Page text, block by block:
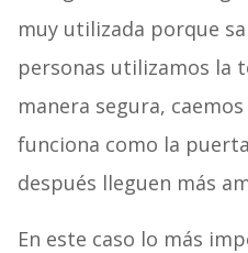
muy utilizada porque
personas utilizamos la
manera segura,
funciona como la
después lleguen más
En este caso lo más